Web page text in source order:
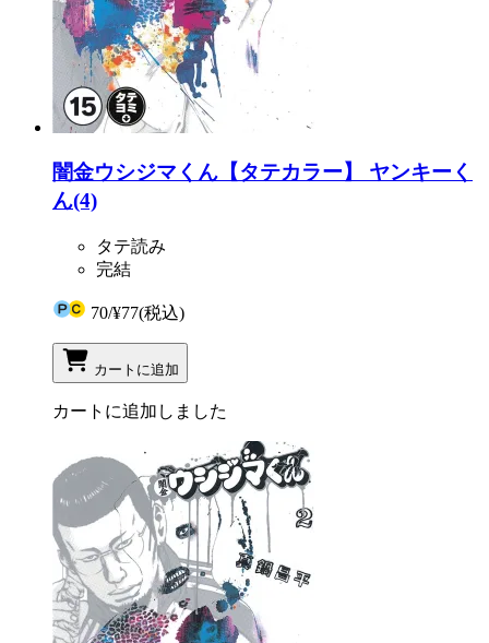
闇金ウシジマくん【タテカラー】 ヤンキーく
ん(4)
タテ読み
完結
70/¥77(税込)
カートに追加
カートに追加しました